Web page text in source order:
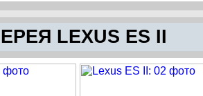
LEXUS ES II